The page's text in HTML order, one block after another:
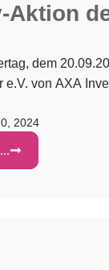
Aktion
dem
e.V. von AXA
GmbH
eingeladen,
Event
von Frau
2024